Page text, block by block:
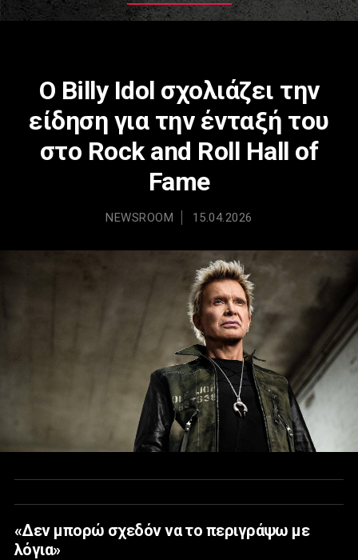
Ο Billy Idol σχολιάζει την
είδηση για την ένταξή του
στο Rock and Roll Hall of
Fame
NEWSROOM 15.04.2026
«Δεν μπορώ σχεδόν να το περιγράψω με
λόγια»